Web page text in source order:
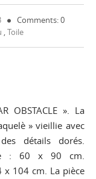
Comments: 0
,Toile
OBSTACLE ». La
» vieillie avec
détails dorés.
: 60 x 90 cm.
x 104 cm. La pièce